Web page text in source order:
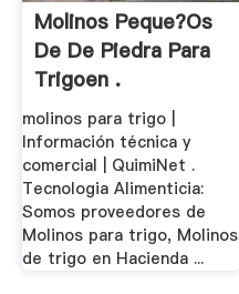
Molinos Peque?os
De De Piedra Para
Trigoen .
molinos para trigo |
Información técnica y
comercial | QuimiNet .
Tecnologia Alimenticia:
Somos proveedores de
Molinos para trigo, Molinos
de trigo en Hacienda ...